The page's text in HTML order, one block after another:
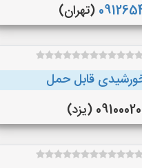
(تهران)
خورشیدی قابل حمل
(یزد)